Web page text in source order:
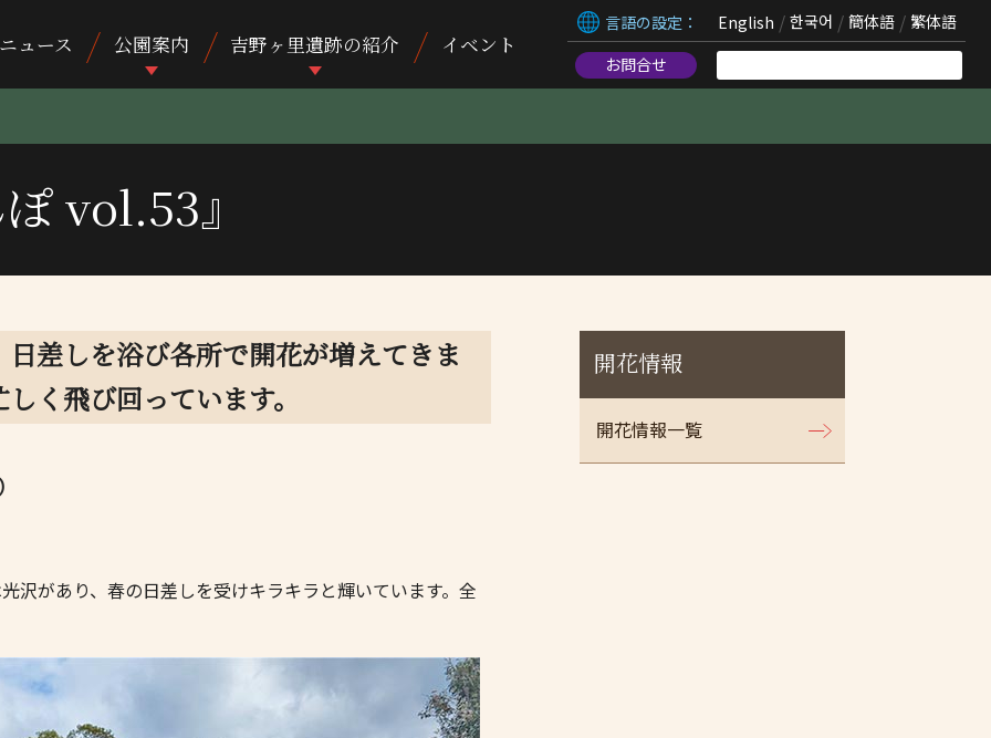
ュース 公園案内 吉野ヶ里遺跡の紹介 イベント
言語の設定： English 한국어 簡体語 繁体語
お問合せ
vol.53』
差しを浴び各所で開花が増えてきま
く飛び回っています。
沢があり、春の日差しを受けキラキラと輝いています。全
開花情報
開花情報一覧